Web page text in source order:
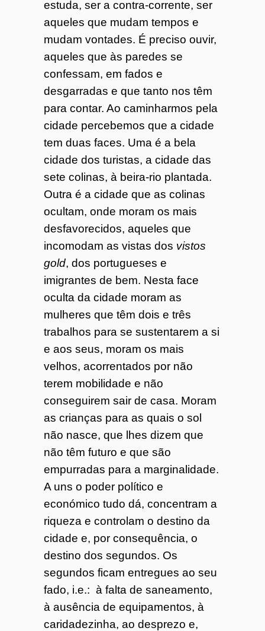
estuda, ser a contra-corrente, ser
aqueles que mudam tempos e
mudam vontades. É preciso ouvir,
aqueles que às paredes se
confessam, em fados e
desgarradas e que tanto nos têm
para contar. Ao caminharmos pela
cidade percebemos que a cidade
tem duas faces. Uma é a bela
cidade dos turistas, a cidade das
sete colinas, à beira-rio plantada.
Outra é a cidade que as colinas
ocultam, onde moram os mais
desfavorecidos, aqueles que
incomodam as vistas dos vistos
gold, dos portugueses e
imigrantes de bem. Nesta face
oculta da cidade moram as
mulheres que têm dois e três
trabalhos para se sustentarem a si
e aos seus, moram os mais
velhos, acorrentados por não
terem mobilidade e não
conseguirem sair de casa. Moram
as crianças para as quais o sol
não nasce, que lhes dizem que
não têm futuro e que são
empurradas para a marginalidade.
A uns o poder político e
económico tudo dá, concentram a
riqueza e controlam o destino da
cidade e, por consequência, o
destino dos segundos. Os
segundos ficam entregues ao seu
fado, i.e.: à falta de saneamento,
à ausência de equipamentos, à
caridadezinha, ao desprezo e,